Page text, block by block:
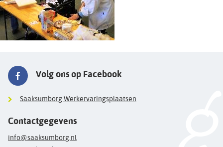
Volg ons op Facebook
Saaksumborg Werkervaringsplaatsen
Contactgegevens
info@saaksumborg.nl